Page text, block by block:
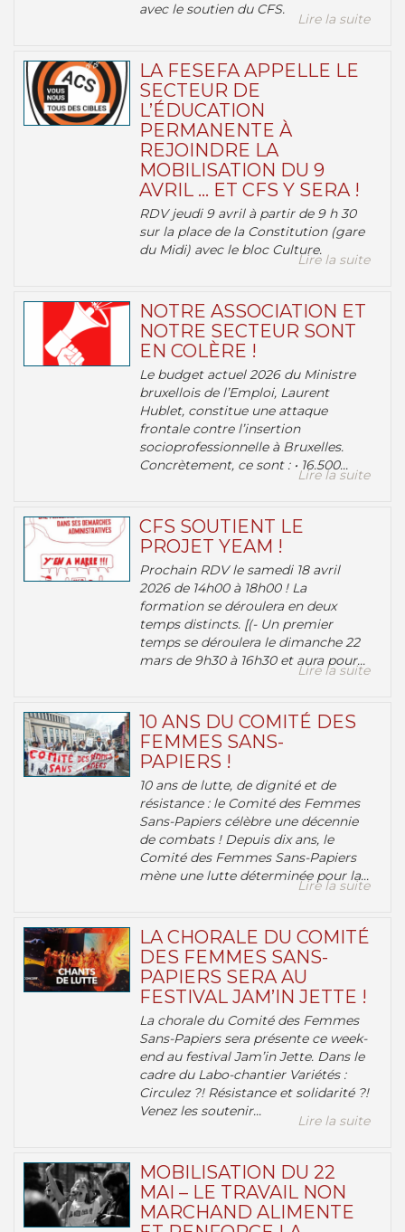
avec le soutien du CFS.
Lire la suite
LA FESEFA APPELLE LE
SECTEUR DE
L’ÉDUCATION
PERMANENTE À
REJOINDRE LA
MOBILISATION DU 9
AVRIL … ET CFS Y SERA !
RDV jeudi 9 avril à partir de 9 h 30
sur la place de la Constitution (gare
du Midi) avec le bloc Culture.
Lire la suite
NOTRE ASSOCIATION ET
NOTRE SECTEUR SONT
EN COLÈRE !
Le budget actuel 2026 du Ministre
bruxellois de l’Emploi, Laurent
Hublet, constitue une attaque
frontale contre l’insertion
socioprofessionnelle à Bruxelles.
Concrètement, ce sont : • 16.500...
Lire la suite
CFS SOUTIENT LE
PROJET YEAM !
Prochain RDV le samedi 18 avril
2026 de 14h00 à 18h00 ! La
formation se déroulera en deux
temps distincts. [(- Un premier
temps se déroulera le dimanche 22
mars de 9h30 à 16h30 et aura pour...
Lire la suite
10 ANS DU COMITÉ DES
FEMMES SANS-
PAPIERS !
10 ans de lutte, de dignité et de
résistance : le Comité des Femmes
Sans-Papiers célèbre une décennie
de combats ! Depuis dix ans, le
Comité des Femmes Sans-Papiers
mène une lutte déterminée pour la...
Lire la suite
LA CHORALE DU COMITÉ
DES FEMMES SANS-
PAPIERS SERA AU
FESTIVAL JAM’IN JETTE !
La chorale du Comité des Femmes
Sans-Papiers sera présente ce week-
end au festival Jam’in Jette. Dans le
cadre du Labo-chantier Variétés :
Circulez ?! Résistance et solidarité ?!
Venez les soutenir...
Lire la suite
MOBILISATION DU 22
MAI – LE TRAVAIL NON
MARCHAND ALIMENTE